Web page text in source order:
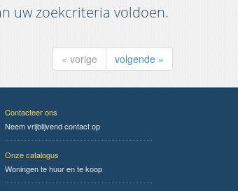
uw zoekcriteria voldoen.
« vorige volgende »
Contacteer ons
Neem vrijblijvend contact op
Onze catalogus
Woningen te huur en te koop